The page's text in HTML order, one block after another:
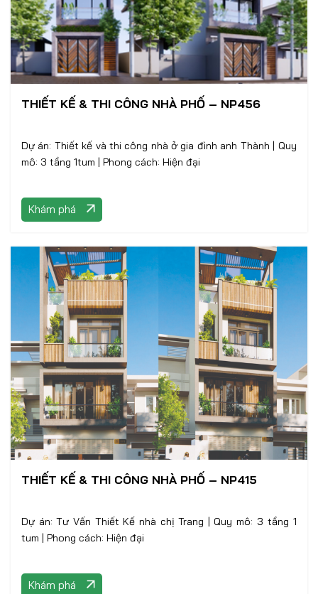
THIẾT KẾ & THI CÔNG NHÀ PHỐ – NP456
Dự án: Thiết kế và thi công nhà ở gia đình anh Thành | Quy
mô: 3 tầng 1tum | Phong cách: Hiện đại
Khám phá
THIẾT KẾ & THI CÔNG NHÀ PHỐ – NP415
Dự án: Tư Vấn Thiết Kế nhà chị Trang | Quy mô: 3 tầng 1
tum | Phong cách: Hiện đại
Khám phá